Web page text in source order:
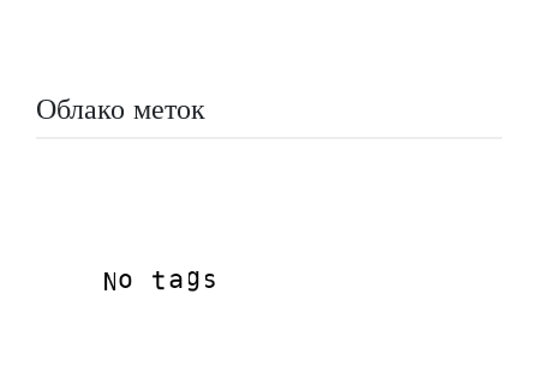
Облако меток